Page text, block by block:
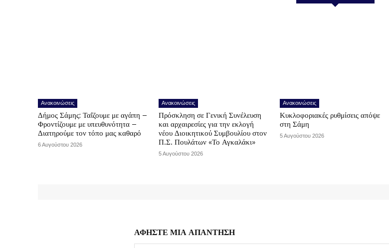
Ανακοινώσεις
Δήμος Σάμης: Ταΐζουμε με αγάπη –
Φροντίζουμε με υπευθυνότητα –
Διατηρούμε τον τόπο μας καθαρό
6 Αυγούστου 2026
Ανακοινώσεις
Πρόσκληση σε Γενική Συνέλευση
και αρχαιρεσίες για την εκλογή
νέου Διοικητικού Συμβουλίου στον
Π.Σ. Πουλάτων «Το Αγκαλάκι»
5 Αυγούστου 2026
Ανακοινώσεις
Κυκλοφοριακές ρυθμίσεις απόψε
στη Σάμη
5 Αυγούστου 2026
ΑΦΗΣΤΕ ΜΙΑ ΑΠΑΝΤΗΣΗ